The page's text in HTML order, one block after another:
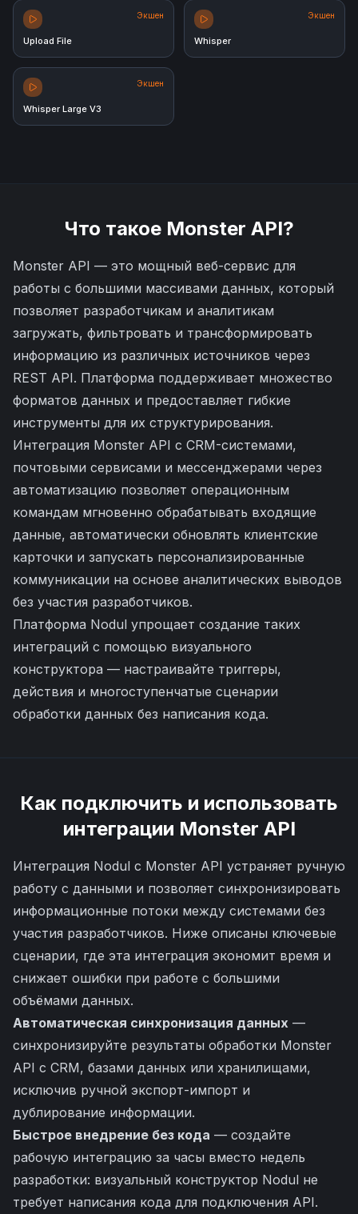
Экшен
Upload File
Экшен
Whisper
Экшен
Whisper Large V3
Что такое Monster API?
Monster API — это мощный веб-сервис для
работы с большими массивами данных, который
позволяет разработчикам и аналитикам
загружать, фильтровать и трансформировать
информацию из различных источников через
REST API. Платформа поддерживает множество
форматов данных и предоставляет гибкие
инструменты для их структурирования.
Интеграция Monster API с CRM-системами,
почтовыми сервисами и мессенджерами через
автоматизацию позволяет операционным
командам мгновенно обрабатывать входящие
данные, автоматически обновлять клиентские
карточки и запускать персонализированные
коммуникации на основе аналитических выводов
без участия разработчиков.
Платформа Nodul упрощает создание таких
интеграций с помощью визуального
конструктора — настраивайте триггеры,
действия и многоступенчатые сценарии
обработки данных без написания кода.
Как подключить и использовать
интеграции Monster API
Интеграция Nodul с Monster API устраняет ручную
работу с данными и позволяет синхронизировать
информационные потоки между системами без
участия разработчиков. Ниже описаны ключевые
сценарии, где эта интеграция экономит время и
снижает ошибки при работе с большими
объёмами данных.
Автоматическая синхронизация данных —
синхронизируйте результаты обработки Monster
API с CRM, базами данных или хранилищами,
исключив ручной экспорт-импорт и
дублирование информации.
Быстрое внедрение без кода — создайте
рабочую интеграцию за часы вместо недель
разработки: визуальный конструктор Nodul не
требует написания кода для подключения API.